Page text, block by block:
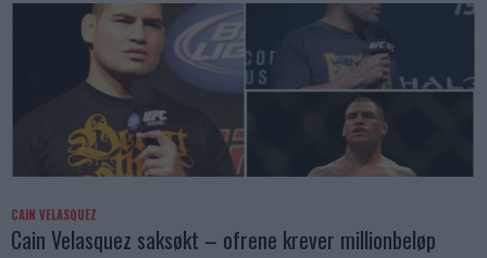
CAIN VELASQUEZ
Cain Velasquez saksøkt – ofrene krever millionbeløp